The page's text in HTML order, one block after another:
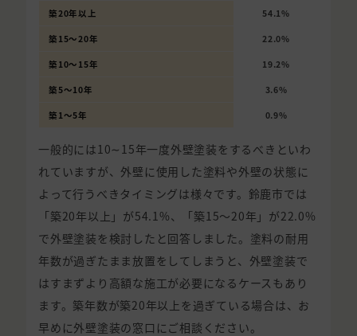
築20年以上 54.1%
築15〜20年 22.0%
築10〜15年 19.2%
築5〜10年 3.6%
築1〜5年 0.9%
一般的には10∼15年一度外壁塗装をするべきといわ
れていますが、外壁に使用した塗料や外壁の状態に
よって行うべきタイミングは様々です。鈴鹿市では
「築20年以上」が54.1%、「築15〜20年」が22.0%
で外壁塗装を検討したと回答しました。塗料の耐用
年数が過ぎたまま放置をしてしまうと、外壁塗装で
はすまずより高額な施工が必要になるケースもあり
ます。築年数が築20年以上を過ぎている場合は、お
早めに外壁塗装の窓口にご相談ください。